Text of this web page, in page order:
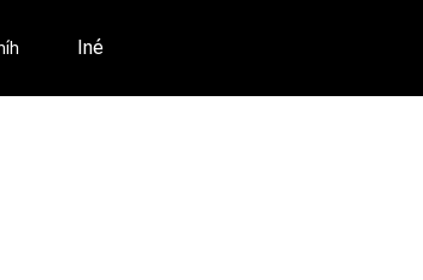
Iné